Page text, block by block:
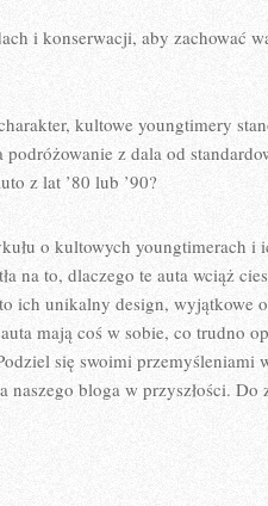
i konserwacji, aby zachować
kultowe​ youngtimery
podróżowanie z​ dala od
‍z ​lat ’80⁢ lub ‌’90?
o kultowych⁣ youngtimerach i
na to, dlaczego te ‌auta ⁤wciąż
ich unikalny design, wyjątkowe
mają coś w‍ sobie,‍ co trudno
się swoimi przemyśleniami
naszego ⁢bloga w przyszłości. Do⁤